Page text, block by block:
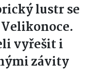
lustr se
vyřešit i
závity